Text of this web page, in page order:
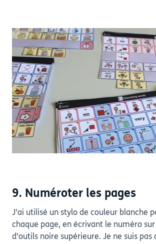
9. Numéroter les pages
J'ai utilisé un stylo de couleur blanche
chaque page, en écrivant le numéro
d'outils noire supérieure. Je ne suis pas